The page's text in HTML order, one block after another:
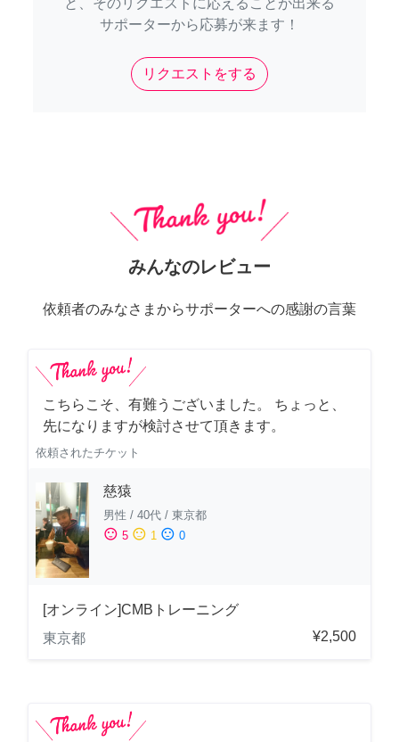
と、そのリクエストに応えることが出来る
サポーターから応募が来ます！
リクエストをする
みんなのレビュー
依頼者のみなさまからサポーターへの感謝の言葉
こちらこそ、有難うございました。 ちょっと、
先になりますが検討させて頂きます。
依頼されたチケット
慈猿
男性 / 40代 / 東京都
sentiment_satisfied 5 sentiment_neutral 1 sentiment_dissatisfied 0
[オンライン]CMBトレーニング
東京都
¥2,500